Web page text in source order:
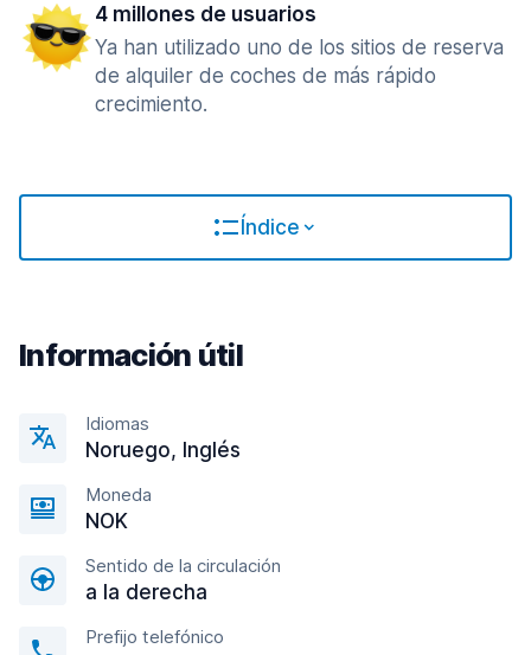
4 millones de usuarios
Ya han utilizado uno de los sitios de reserva
de alquiler de coches de más rápido
crecimiento.
Índice
Información útil
Idiomas
Noruego, Inglés
Moneda
NOK
Sentido de la circulación
a la derecha
Prefijo telefónico